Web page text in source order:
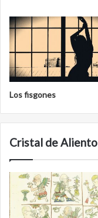
Los fisgones
Cristal de Aliento